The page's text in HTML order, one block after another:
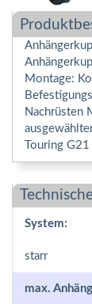
Montage:
Nachrüsten
Touring G21
System:
starr
max.